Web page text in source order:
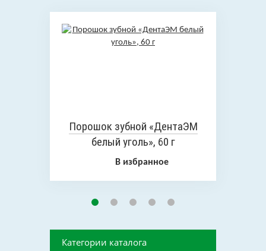
Порошок зубной «ДентаЭМ
белый уголь», 60 г
В избранное
Категории каталога